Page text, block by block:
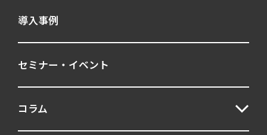
導入事例
セミナー・イベント
コラム